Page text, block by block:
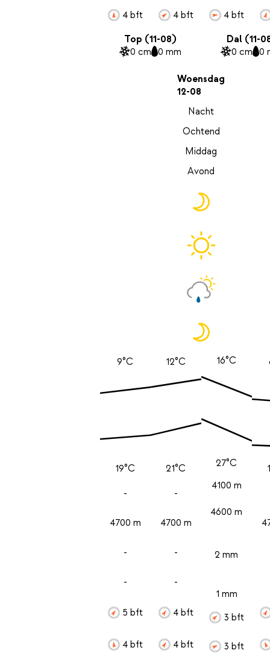
4 bft 4 bft 4 bft
Top (11-08)
0 cm 0 mm
Dal (11-
0 cm 0
Woensdag
12-08
Nacht
Ochtend
Middag
Avond
9°C
19°C
-
4700 m
-
-
5 bft
4 bft
12°C
21°C
-
4700 m
-
-
4 bft
4 bft
16°C
27°C
4100 m
4600 m
2 mm
1 mm
3 bft
3 bft